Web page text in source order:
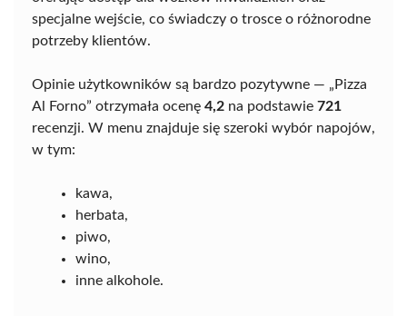
specjalne wejście, co świadczy o trosce o różnorodne
potrzeby klientów.
Opinie użytkowników są bardzo pozytywne — „Pizza
Al Forno” otrzymała ocenę 4,2 na podstawie 721
recenzji. W menu znajduje się szeroki wybór napojów,
w tym:
kawa,
herbata,
piwo,
wino,
inne alkohole.